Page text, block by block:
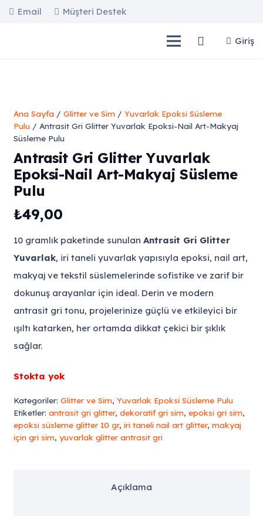
Email Müşteri Destek
Giriş
Ana Sayfa/ Glitter ve Sim/ Yuvarlak Epoksi Süsleme
Pulu/ Antrasit Gri Glitter Yuvarlak Epoksi-Nail Art-Makyaj
Süsleme Pulu
Antrasit Gri Glitter Yuvarlak
Epoksi-Nail Art-Makyaj Süsleme
Pulu
₺49,00
10 gramlık paketinde sunulan Antrasit Gri Glitter
Yuvarlak, iri taneli yuvarlak yapısıyla epoksi, nail art,
makyaj ve tekstil süslemelerinde sofistike ve zarif bir
dokunuş arayanlar için ideal. Derin ve modern
antrasit gri tonu, projelerinize güçlü ve etkileyici bir
ışıltı katarken, her ortamda dikkat çekici bir şıklık
sağlar.
Stokta yok
Kategoriler: Glitter ve Sim, Yuvarlak Epoksi Süsleme Pulu
Etiketler: antrasit gri glitter, dekoratif gri sim, epoksi gri sim,
epoksi süsleme glitter 10 gr, iri taneli nail art glitter, makyaj
için gri sim, yuvarlak glitter antrasit gri
Açıklama